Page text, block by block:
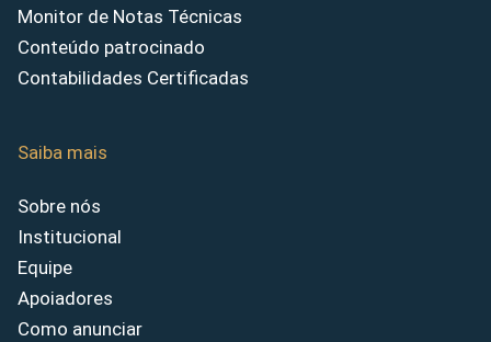
Monitor de Notas Técnicas
Conteúdo patrocinado
Contabilidades Certificadas
Saiba mais
Sobre nós
Institucional
Equipe
Apoiadores
Como anunciar